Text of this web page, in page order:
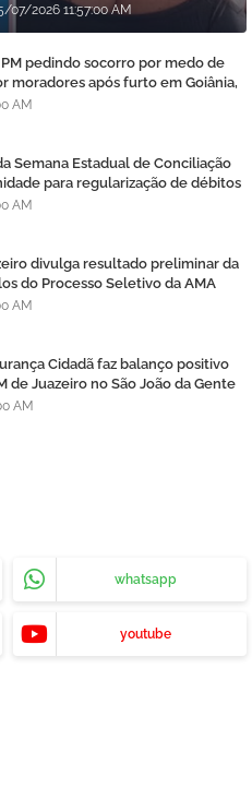
07/2026 11:57:00 AM
pedindo socorro por medo de
moradores após furto em Goiânia,
AM
Semana Estadual de Conciliação
para regularização de débitos
AM
divulga resultado preliminar da
do Processo Seletivo da AMA
AM
Cidadã faz balanço positivo
de Juazeiro no São João da Gente
AM
whatsapp
youtube